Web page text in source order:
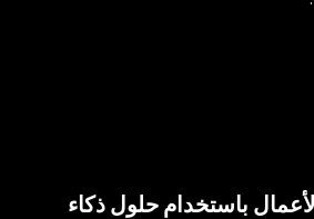
باستخدام حلول ذكاء